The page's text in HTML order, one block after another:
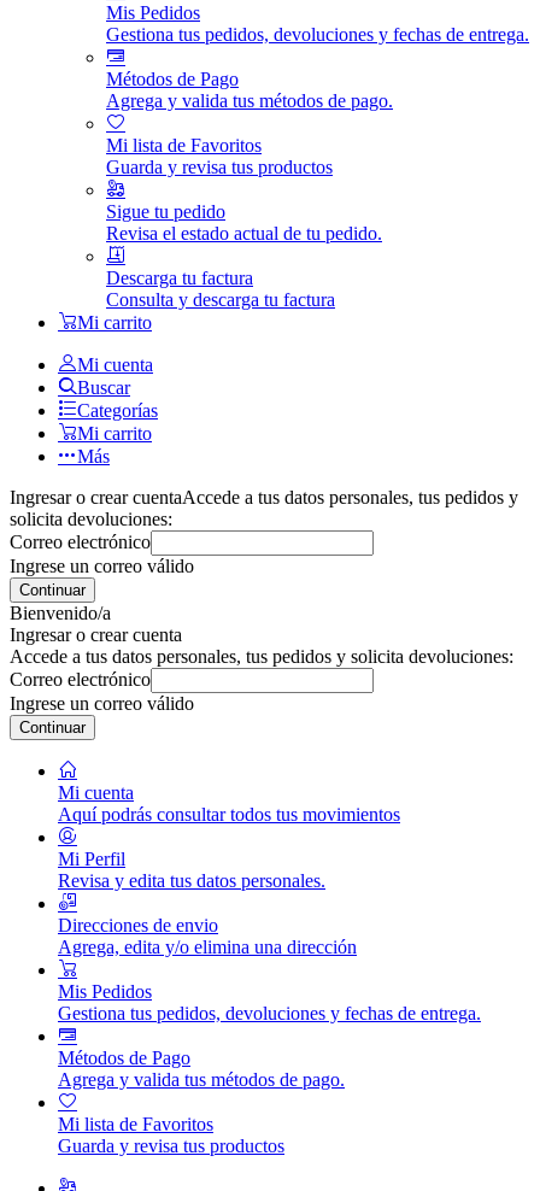
Mis Pedidos
Gestiona tus pedidos, devoluciones y fechas de entrega.
Métodos de Pago
Agrega y valida tus métodos de pago.
Mi lista de Favoritos
Guarda y revisa tus productos
Sigue tu pedido
Revisa el estado actual de tu pedido.
Descarga tu factura
Consulta y descarga tu factura
Mi carrito
Mi cuenta
Buscar
Categorías
Mi carrito
Más
Ingresar o crear cuentaAccede a tus datos personales, tus pedidos y
solicita devoluciones:
Correo electrónico
Ingrese un correo válido
Continuar
Bienvenido/a
Ingresar o crear cuenta
Accede a tus datos personales, tus pedidos y solicita devoluciones:
Correo electrónico
Ingrese un correo válido
Continuar
Mi cuenta
Aquí podrás consultar todos tus movimientos
Mi Perfil
Revisa y edita tus datos personales.
Direcciones de envio
Agrega, edita y/o elimina una dirección
Mis Pedidos
Gestiona tus pedidos, devoluciones y fechas de entrega.
Métodos de Pago
Agrega y valida tus métodos de pago.
Mi lista de Favoritos
Guarda y revisa tus productos